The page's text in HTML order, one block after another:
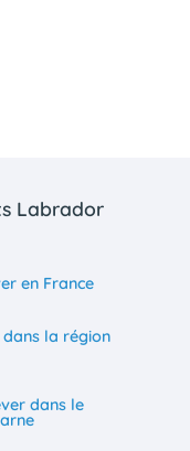
Labrador
en France
la région
dans le